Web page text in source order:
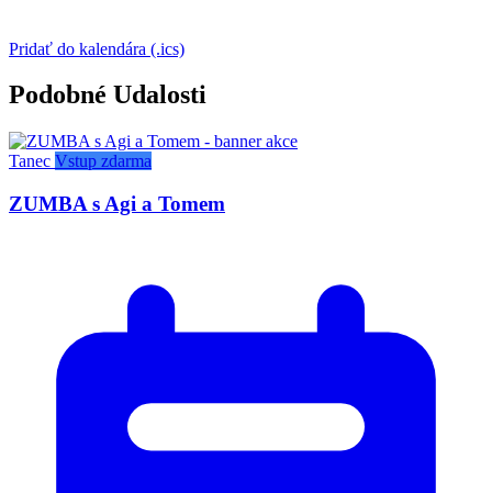
Pridať do kalendára (.ics)
Podobné Udalosti
Tanec Vstup zdarma
ZUMBA s Agi a Tomem